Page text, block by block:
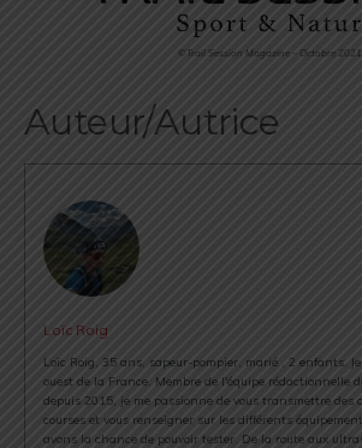
©Trail Session Magazine – Octobre 2021
Auteur/Autrice
Loïc Roig
Loïc Roig, 35 ans, sapeur-pompier, marié , 2 enfants.
ouest de la France. Membre de l'équipe rédactionnelle
depuis 2015, je me passionne de vous transmettre des
courses et vous renseigner sur les différents
avons la chance de pouvoir tester. De la route aux